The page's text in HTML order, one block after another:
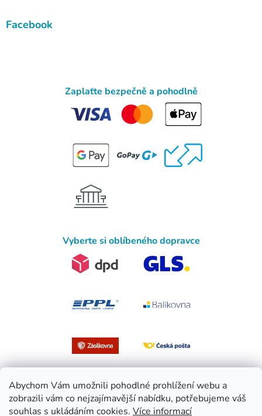
Abychom Vám umožnili pohodlné prohlížení webu a
zobrazili vám co nejzajímavější nabídku, potřebujeme váš
souhlas s ukládáním cookies. Více informací
Facebook
Zaplaťte bezpečně a pohodlně
Vyberte si oblíbeného dopravce